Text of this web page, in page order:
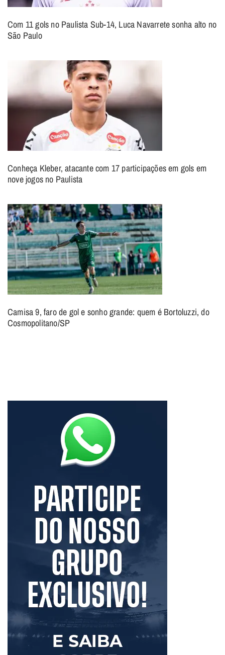
Com 11 gols no Paulista Sub-14, Luca Navarrete sonha alto no
São Paulo
Conheça Kleber, atacante com 17 participações em gols em
nove jogos no Paulista
Camisa 9, faro de gol e sonho grande: quem é Bortoluzzi, do
Cosmopolitano/SP